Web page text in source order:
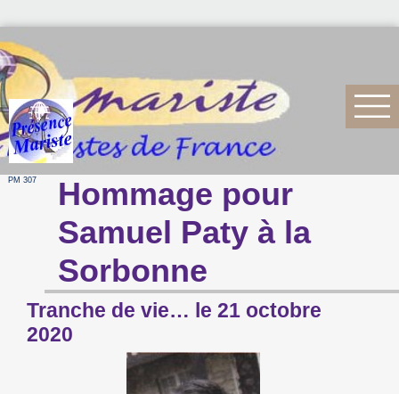
PM 307
Hommage pour
Samuel Paty à la
Sorbonne
Tranche de vie… le 21 octobre
2020